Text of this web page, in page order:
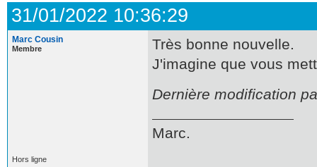
31/01/2022 10:36:29
Marc Cousin
Membre
Très bonne nouvelle.
J'imagine que vous
Dernière modification
Marc.
Hors ligne